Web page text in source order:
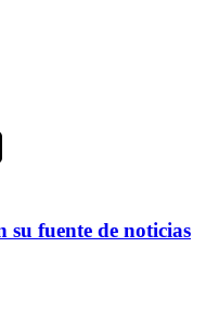
su fuente de noticias